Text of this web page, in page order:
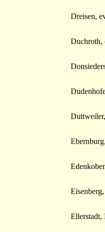
Dreisen,
Duchroth,
Ellerstadt,